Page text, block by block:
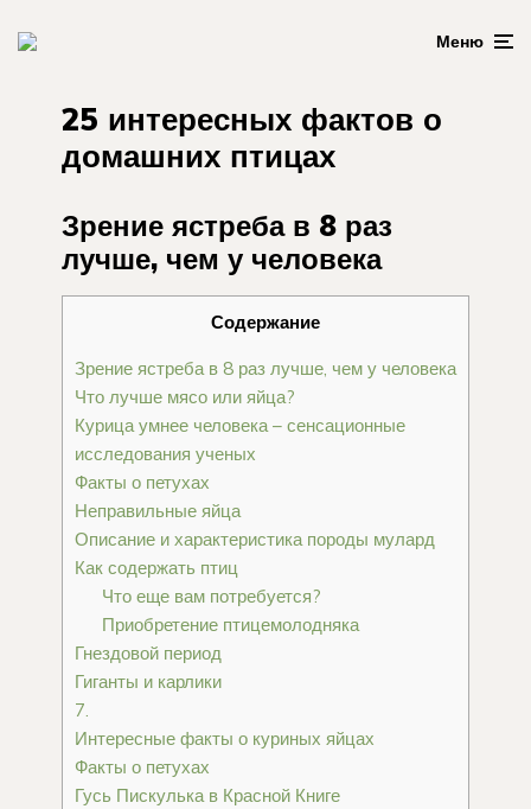
Меню
25 интересных фактов о
домашних птицах
Зрение ястреба в 8 раз
лучше, чем у человека
Содержание
Зрение ястреба в 8 раз лучше, чем у человека
Что лучше мясо или яйца?
Курица умнее человека – сенсационные
исследования ученых
Факты о петухах
Неправильные яйца
Описание и характеристика породы мулард
Как содержать птиц
Что еще вам потребуется?
Приобретение птицемолодняка
Гнездовой период
Гиганты и карлики
7.
Интересные факты о куриных яйцах
Факты о петухах
Гусь Пискулька в Красной Книге